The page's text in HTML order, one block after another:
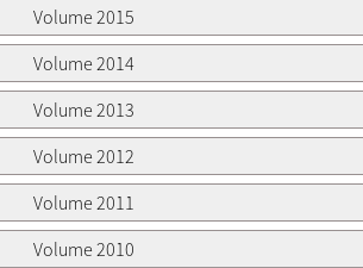
Volume 2015
Volume 2014
Volume 2013
Volume 2012
Volume 2011
Volume 2010